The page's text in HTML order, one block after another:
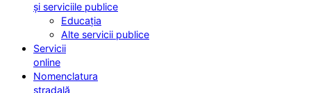
și serviciile publice
Educația
Alte servicii publice
Servicii
online
Nomenclatura
stradală